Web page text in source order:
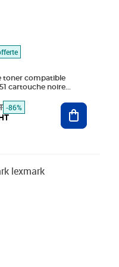
toner compatible
cartouche noire
-86% Ajouter
HT
HT